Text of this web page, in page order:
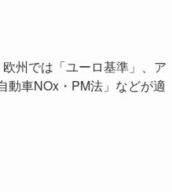
州では「ユーロ基準」、ア
動車NOx・PM法」などが適